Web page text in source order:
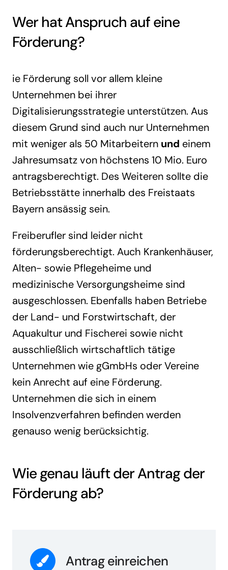
Wer hat Anspruch auf eine
Förderung?
ie Förderung soll vor allem kleine
Unternehmen bei ihrer
Digitalisierungsstrategie unterstützen. Aus
diesem Grund sind auch nur Unternehmen
mit weniger als 50 Mitarbeitern und einem
Jahresumsatz von höchstens 10 Mio. Euro
antragsberechtigt. Des Weiteren sollte die
Betriebsstätte innerhalb des Freistaats
Bayern ansässig sein.
Freiberufler sind leider nicht
förderungsberechtigt. Auch Krankenhäuser,
Alten- sowie Pflegeheime und
medizinische Versorgungsheime sind
ausgeschlossen. Ebenfalls haben Betriebe
der Land- und Forstwirtschaft, der
Aquakultur und Fischerei sowie nicht
ausschließlich wirtschaftlich tätige
Unternehmen wie gGmbHs oder Vereine
kein Anrecht auf eine Förderung.
Unternehmen die sich in einem
Insolvenzverfahren befinden werden
genauso wenig berücksichtig.
Wie genau läuft der Antrag der
Förderung ab?
Antrag einreichen